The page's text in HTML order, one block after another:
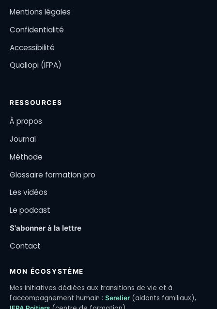
Mentions légales
Confidentialité
Accessibilité
Qualiopi (IFPA)
RESSOURCES
À propos
Journal
Méthode
Glossaire formation pro
Les vidéos
Le podcast
S'abonner à la lettre
Contact
MON ÉCOSYSTÈME
Mes initiatives dédiées aux transitions de vie et à
l'accompagnement humain : Serelier (aidants familiaux),